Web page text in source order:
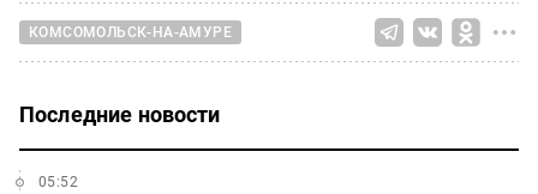
КОМСОМОЛЬСК-НА-АМУРЕ
Последние новости
05:52